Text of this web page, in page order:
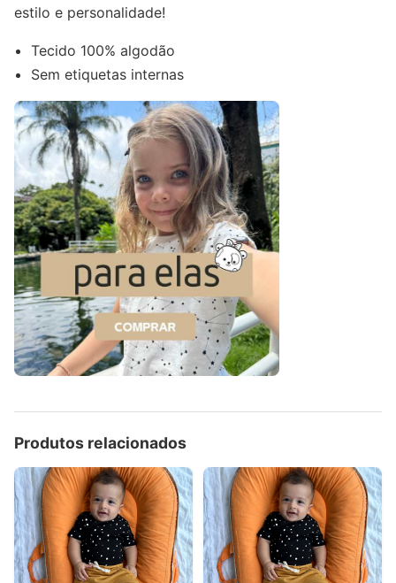
estilo e personalidade!
Tecido 100% algodão
Sem etiquetas internas
Produtos relacionados